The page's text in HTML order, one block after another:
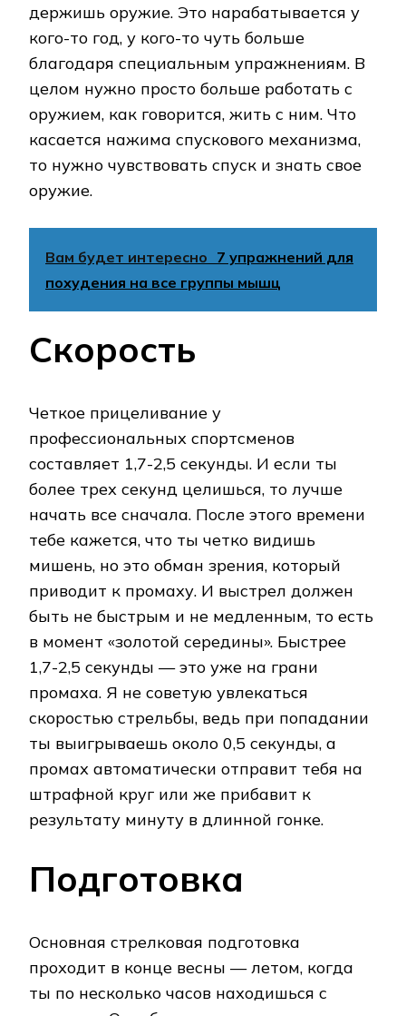
держишь оружие. Это нарабатывается у
кого-то год, у кого-то чуть больше
благодаря специальным упражнениям. В
целом нужно просто больше работать с
оружием, как говорится, жить с ним. Что
касается нажима спускового механизма,
то нужно чувствовать спуск и знать свое
оружие.
Вам будет интересно 7 упражнений для
похудения на все группы мышц
Скорость
Четкое прицеливание у
профессиональных спортсменов
составляет 1,7-2,5 секунды. И если ты
более трех секунд целишься, то лучше
начать все сначала. После этого времени
тебе кажется, что ты четко видишь
мишень, но это обман зрения, который
приводит к промаху. И выстрел должен
быть не быстрым и не медленным, то есть
в момент «золотой середины». Быстрее
1,7-2,5 секунды — это уже на грани
промаха. Я не советую увлекаться
скоростью стрельбы, ведь при попадании
ты выигрываешь около 0,5 секунды, а
промах автоматически отправит тебя на
штрафной круг или же прибавит к
результату минуту в длинной гонке.
Подготовка
Основная стрелковая подготовка
проходит в конце весны — летом, когда
ты по несколько часов находишься с